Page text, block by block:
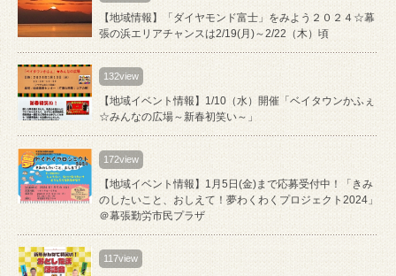
【地域情報】「ダイヤモンド富士」をみよう２０２４☆幕
張の浜エリアチャンスは2/19(月)～2/22（木）頃
132view
【地域イベント情報】1/10（水）開催「ベイタウンかふぇ
☆みんなの広場～新春初笑い～」
172view
【地域イベント情報】1月5日(金)まで応募受付中！「きみ
のしたいこと、おしえて！夢わくわくプロジェクト2024」
＠幕張勤労市民プラザ
117view